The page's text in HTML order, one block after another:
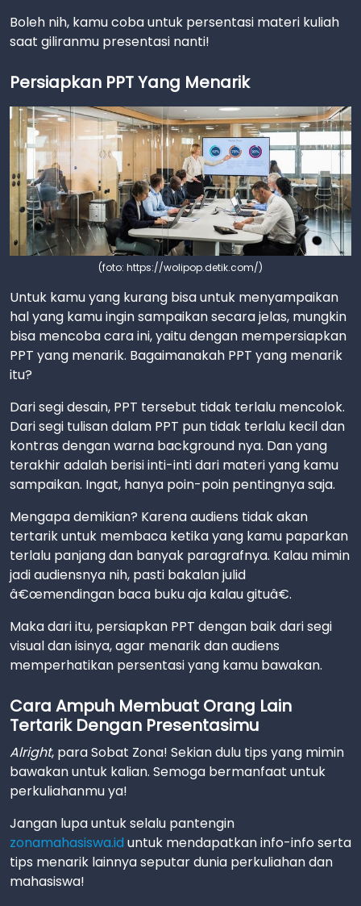
Boleh nih, kamu coba untuk persentasi materi kuliah
saat giliranmu presentasi nanti!
Persiapkan PPT Yang Menarik
(foto: https://wolipop.detik.com/)
Untuk kamu yang kurang bisa untuk menyampaikan
hal yang kamu ingin sampaikan secara jelas, mungkin
bisa mencoba cara ini, yaitu dengan mempersiapkan
PPT yang menarik. Bagaimanakah PPT yang menarik
itu?
Dari segi desain, PPT tersebut tidak terlalu mencolok.
Dari segi tulisan dalam PPT pun tidak terlalu kecil dan
kontras dengan warna background nya. Dan yang
terakhir adalah berisi inti-inti dari materi yang kamu
sampaikan. Ingat, hanya poin-poin pentingnya saja.
Mengapa demikian? Karena audiens tidak akan
tertarik untuk membaca ketika yang kamu paparkan
terlalu panjang dan banyak paragrafnya. Kalau mimin
jadi audiensnya nih, pasti bakalan julid
â€œmendingan baca buku aja kalau gituâ€.
Maka dari itu, persiapkan PPT dengan baik dari segi
visual dan isinya, agar menarik dan audiens
memperhatikan persentasi yang kamu bawakan.
Cara Ampuh Membuat Orang Lain
Tertarik Dengan Presentasimu
Alright, para Sobat Zona! Sekian dulu tips yang mimin
bawakan untuk kalian. Semoga bermanfaat untuk
perkuliahanmu ya!
Jangan lupa untuk selalu pantengin
zonamahasiswa.id untuk mendapatkan info-info serta
tips menarik lainnya seputar dunia perkuliahan dan
mahasiswa!